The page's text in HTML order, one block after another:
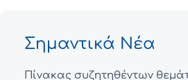
Σημαντικά Νέα
Πίνακας συζητηθέντων